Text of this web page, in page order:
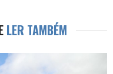
LER TAMBÉM